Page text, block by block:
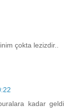
çokta lezizdir..
kadar geldi